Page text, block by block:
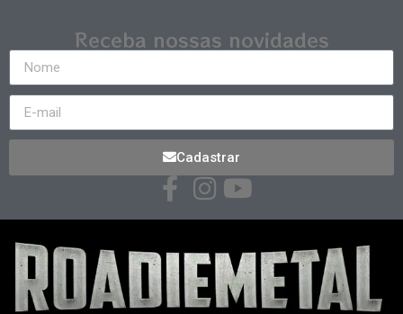
Receba nossas novidades
Cadastrar